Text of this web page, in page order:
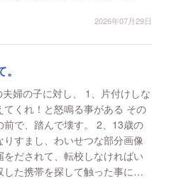
2026年07月29日
に対し、 1、片付けしな
てくれ！と怒鳴る事がある その
踏んで壊す。 2、13歳の
すまし、わいせつな部分画像
だされて、転校しなければい
た携帯を探して触った事によ